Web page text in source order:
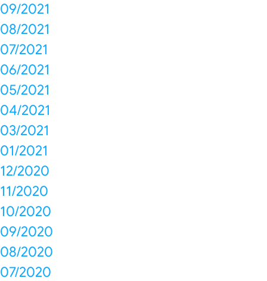
09/2021
08/2021
07/2021
06/2021
05/2021
04/2021
03/2021
01/2021
12/2020
11/2020
10/2020
09/2020
08/2020
07/2020